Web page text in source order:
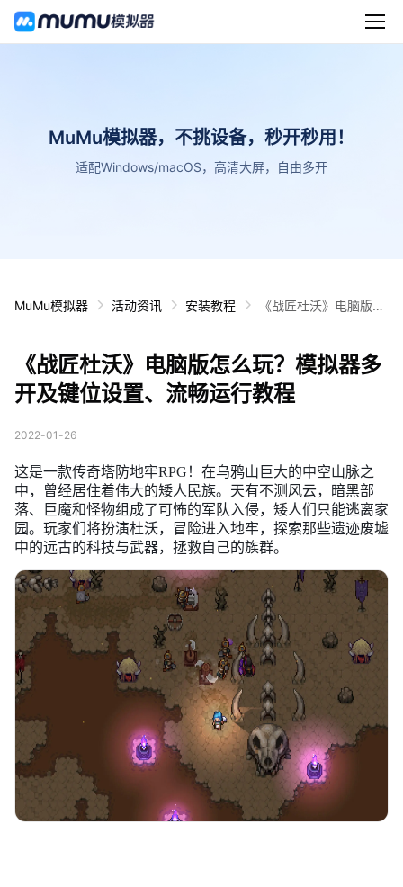
MuMu模拟器，不挑设备，秒开秒用！
适配Windows/macOS，高清大屏，自由多开
MuMu模拟器 活动资讯 安装教程
《战匠杜沃》电脑版怎
《战匠杜沃》电脑版怎么玩？模拟器多
开及键位设置、流畅运行教程
2022-01-26
这是一款传奇塔防地牢RPG！在乌鸦山巨大的中空山脉之
中，曾经居住着伟大的矮人民族。天有不测风云，暗黑部
落、巨魔和怪物组成了可怖的军队入侵，矮人们只能逃离家
园。玩家们将扮演杜沃，冒险进入地牢，探索那些遗迹废墟
中的远古的科技与武器，拯救自己的族群。